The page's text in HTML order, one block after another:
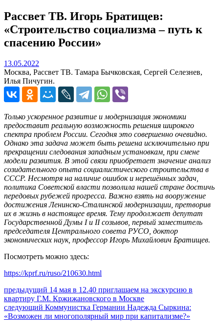
Рассвет ТВ. Игорь Братищев:
«Строительство социализма – путь к
спасению России»
13.05.2022
Москва, Рассвет ТВ. Тамара Бычковская, Сергей Селезнев,
Илья Пичугин.
Только ускоренное развитие и модернизация экономики
предоставит реальную возможность решения широкого
спектра проблем России. Сегодня это совершенно очевидно.
Однако эта задача может быть решена исключительно при
прекращении следования западным установкам, при смене
модели развития. В этой связи приобретает значение анализ
созидательного опыта социалистического строительства в
СССР. Несмотря на наличие ошибок и нерешённых задач,
политика Советской власти позволила нашей стране достичь
передовых рубежей прогресса. Важно взять на вооружение
достижения Ленинско-Сталинской модернизации, претворив
их в жизнь в настоящее время. Тему продолжает депутат
Государственной Думы I и II созывов, первый заместитель
председателя Центрального совета РУСО, доктор
экономических наук, профессор Игорь Михайлович Братищев.
Посмотреть можно здесь:
https://kprf.ru/ruso/210630.html
Навигация
по
записям
предыдущий Предыдущий
пост:
14 мая в 12.40 приглашаем на экскурсию в
квартиру Г.М. Кржижановского в Москве
следующий Следующее
сообщение:
Коммунистка Германии Надежда Сыркина:
«Возможен ли многополярный мир при капитализме?»